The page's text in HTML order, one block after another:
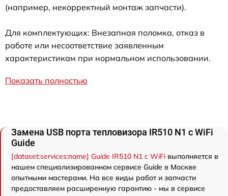
(например, некорректный монтаж запчасти).
Для комплектующих: Внезапная поломка, отказ в
работе или несоответствие заявленным
характеристикам при нормальном использовании.
Показать полностью
Замена USB порта тепловизора IR510 N1 c WiFi
Guide
[dataset:services:name] Guide IR510 N1 c WiFi выполняется в
нашем специализированном сервисе Guide в Москве
опытными мастерами. На все виды работ и запчасти
предоставляем расширенную гарантию - мы в сервисе